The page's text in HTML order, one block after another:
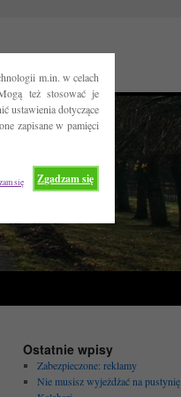
m.in. w celach
też stosować je
ustawienia dotyczące
zapisane w pamięci
Zgadzam się
się
Ostatnie wpisy
Zabezpieczone: reklamy
Nie musisz wyjeżdżać na pustynię